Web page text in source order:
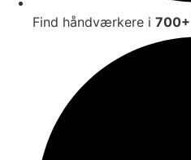
Find håndværkere i